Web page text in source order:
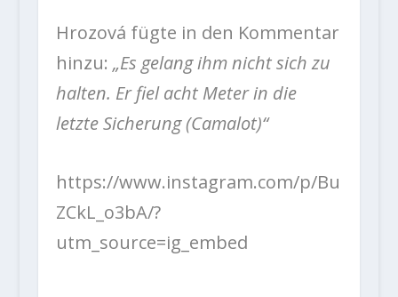
Hrozová fügte in den Kommentar
hinzu: „Es gelang ihm nicht sich zu
halten. Er fiel acht Meter in die
letzte Sicherung (Camalot)“
https://www.instagram.com/p/Bu
ZCkL_o3bA/?
utm_source=ig_embed